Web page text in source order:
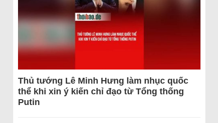
Thủ tướng Lê Minh Hưng làm nhục quốc
thể khi xin ý kiến chỉ đạo từ Tổng thống
Putin